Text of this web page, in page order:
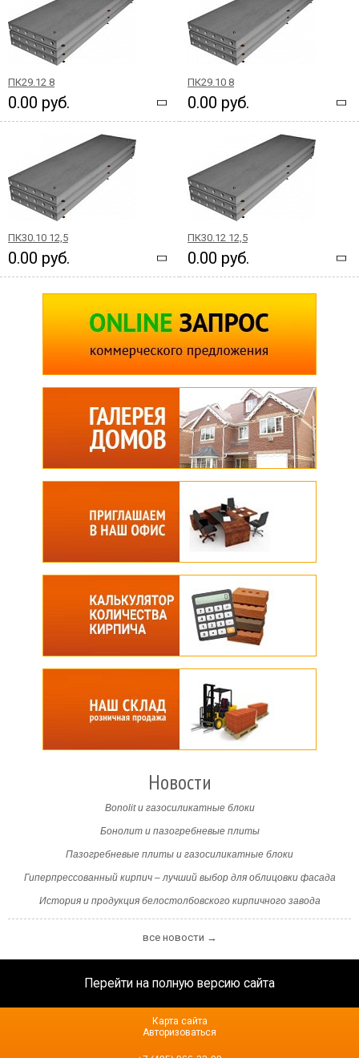
ПК29.12 8
0.00 руб.
ПК29.10 8
0.00 руб.
ПК30.10 12,5
0.00 руб.
ПК30.12 12,5
0.00 руб.
Новости
Bonolit и газосиликатные блоки
Бонолит и пазогребневые плиты
Пазогребневые плиты и газосиликатные блоки
Гиперпрессованный кирпич – лучший выбор для облицовки фасада
История и продукция белостолбовского кирпичного завода
все новости →
Перейти на полную версию сайта
Карта сайта
Авторизоваться